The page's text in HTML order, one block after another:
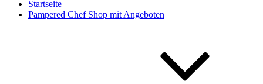
Startseite
Pampered Chef Shop mit Angeboten